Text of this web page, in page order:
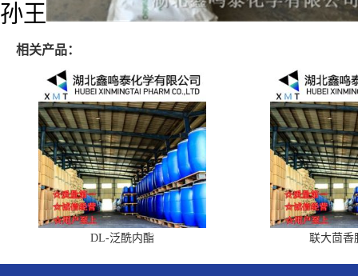
孙王
相关产品：
DL-泛酰内酯 联大茴香